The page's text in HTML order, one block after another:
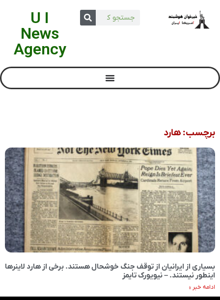
U I
News
Agency
برچسب: هارد
بسیاری از ایرانیان از توقف جنگ خوشحال هستند. برخی از هارد لاینرها
اینطور نیستند. – نیویورک تایمز
ادامه خبر »